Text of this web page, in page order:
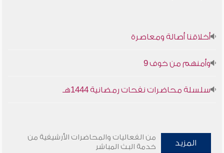
أخلاقنا أصالة ومعاصرة
وأمنهم من خوف 9
سلسلة محاضرات نفحات رمضانية 1444هـ
المزيد
من الفعاليات والمحاضرات الأرشيفية من
خدمة البث المباشر